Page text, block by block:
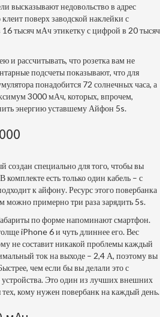
высказывают недовольство в адрес
поверх заводской наклейки с
16 тысяч мАч этикетку с цифрой в 20 тысяч
и рассчитывать, что розетка вам не
подсчеты показывают, что для
понадобится 72 солнечных часа, а
3000 мАч, которых, впрочем,
энергию уставшему Айфон 5s.
создан специально для того, чтобы вы
есть только один кабель – с
к айфону. Ресурс этого повербанка
можно примерно три раза зарядить 5s.
по форме напоминают смартфон.
iPhone 6 и чуть длиннее его. Вес
не составит никакой проблемы каждый
ток на выходе – 2,4 А, поэтому вы
чем если бы вы делали это с
Это один из лучших внешних
тех, кому нужен повербанк на каждый день.